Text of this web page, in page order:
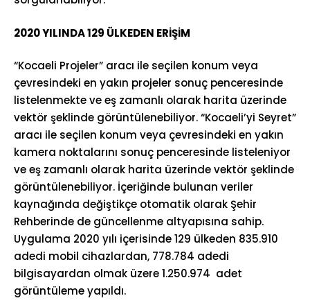
2020 YILINDA 129 ÜLKEDEN ERİŞİM
“Kocaeli Projeler” aracı ile seçilen konum veya
çevresindeki en yakın projeler sonuç penceresinde
listelenmekte ve eş zamanlı olarak harita üzerinde
vektör şeklinde görüntülenebiliyor. “Kocaeli’yi Seyret”
aracı ile seçilen konum veya çevresindeki en yakın
kamera noktalarını sonuç penceresinde listeleniyor
ve eş zamanlı olarak harita üzerinde vektör şeklinde
görüntülenebiliyor. İçeriğinde bulunan veriler
kaynağında değiştikçe otomatik olarak Şehir
Rehberinde de güncellenme altyapısına sahip.
Uygulama 2020 yılı içerisinde 129 ülkeden 835.910
adedi mobil cihazlardan, 778.784 adedi
bilgisayardan olmak üzere 1.250.974 adet
görüntüleme yapıldı.